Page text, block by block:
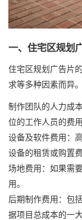
一、住宅区规划
住宅区规划广告片
求等多种因素而异
制作团队的人力成
位的工作人员的费用
设备及软件费用：
设备的租赁或购置费
场地费用：如果需
用。
后期制作费用：包
据项目总成本的一大